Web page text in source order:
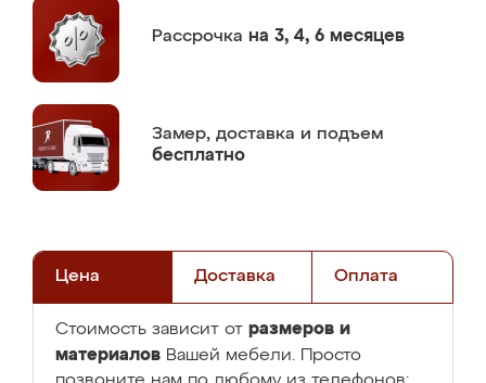
Рассрочка на 3, 4, 6 месяцев
Замер, доставка и подъем
бесплатно
Цена Доставка Оплата
Стоимость зависит от размеров и
материалов Вашей мебели. Просто